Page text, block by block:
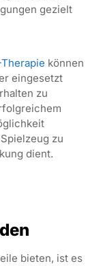
gezielt
können
eingesetzt
zu
zu
dient.
bieten, ist es